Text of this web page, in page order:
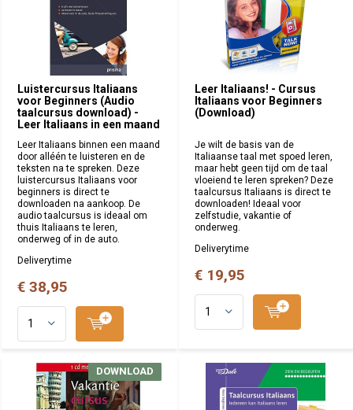
Luistercursus Italiaans
voor Beginners (Audio
taalcursus download) -
Leer Italiaans in een maand
Leer Italiaans binnen een maand
door alléén te luisteren en de
teksten na te spreken. Deze
luistercursus Italiaans voor
beginners is direct te
downloaden na aankoop. De
audio taalcursus is ideaal om
thuis Italiaans te leren,
onderweg of in de auto.
Deliverytime
€ 38,95
Leer Italiaans! - Cursus
Italiaans voor Beginners
(Download)
Je wilt de basis van de
Italiaanse taal met spoed leren,
maar hebt geen tijd om de taal
vloeiend te leren spreken? Deze
taalcursus Italiaans is direct te
downloaden! Ideaal voor
zelfstudie, vakantie of
onderweg.
Deliverytime
€ 19,95
DOWNLOAD
DOWNLOAD